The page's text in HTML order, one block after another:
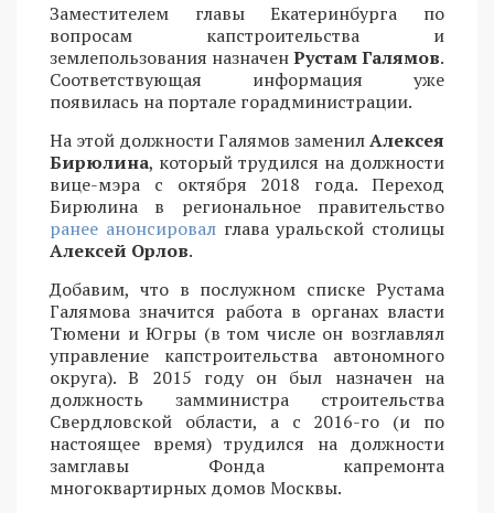
Заместителем главы Екатеринбурга по
вопросам капстроительства и
землепользования назначенРустам Галямов.
Соответствующая информация уже
появилась на портале горадминистрации.
На этой должности Галямов заменилАлексея
Бирюлина, который трудился на должности
вице-мэра с октября 2018 года. Переход
Бирюлина в региональное правительство
ранее анонсировалглава уральской столицы
Алексей Орлов.
Добавим, что в послужном списке Рустама
Галямова значится работа в органах власти
Тюмени и Югры (в том числе он возглавлял
управление капстроительства автономного
округа). В 2015 году он был назначен на
должность замминистра строительства
Свердловской области, а с 2016-го (и по
настоящее время) трудился на должности
замглавы Фонда капремонта
многоквартирных домов Москвы.